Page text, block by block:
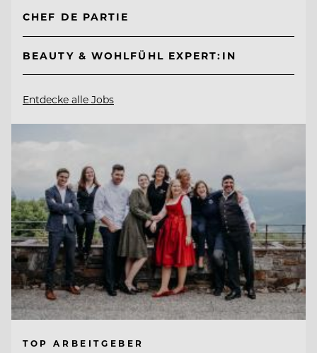
CHEF DE PARTIE
BEAUTY & WOHLFÜHL EXPERT:IN
Entdecke alle Jobs
TOP ARBEITGEBER